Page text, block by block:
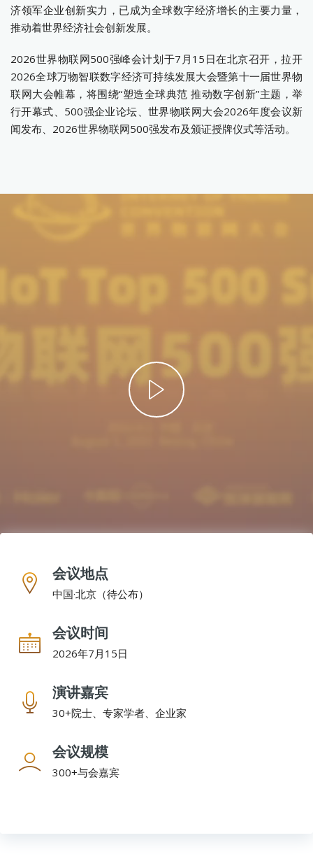
济领军企业创新实力，已成为全球数字经济增长的主要力量，
推动着世界经济社会创新发展。
2026世界物联网500强峰会计划于7月15日在北京召开，拉开
2026全球万物智联数字经济可持续发展大会暨第十一届世界物
联网大会帷幕，将围绕“塑造全球典范 推动数字创新”主题，举
行开幕式、500强企业论坛、世界物联网大会2026年度会议新
闻发布、2026世界物联网500强发布及颁证授牌仪式等活动。
会议地点
中国·北京（待公布）
会议时间
2026年7月15日
演讲嘉宾
30+院士、专家学者、企业家
会议规模
300+与会嘉宾